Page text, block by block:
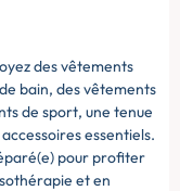
des vêtements
bain, des vêtements
de sport, une tenue
essentiels.
pour profiter
et en